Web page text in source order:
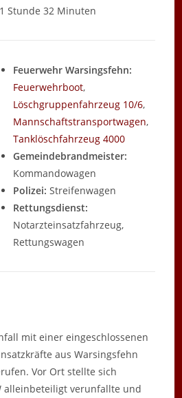
1 Stunde 32 Minuten
Feuerwehr Warsingsfehn:
Feuerwehrboot,
Löschgruppenfahrzeug 10/6,
Mannschaftstransportwagen,
Tanklöschfahrzeug 4000
Gemeindebrandmeister:
Kommandowagen
Polizei: Streifenwagen
Rettungsdienst:
Notarzteinsatzfahrzeug,
Rettungswagen
mit einer eingeschlossenen
aus Warsingsfehn
Vor Ort stellte sich
alleinbeteiligt verunfallte und